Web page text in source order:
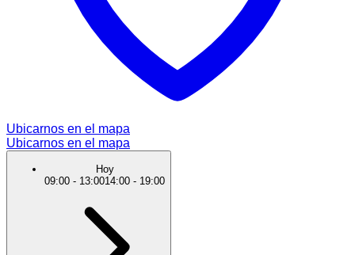
Ubicarnos en el mapa
Ubicarnos en el mapa
Hoy
09:00 - 13:0014:00 - 19:00